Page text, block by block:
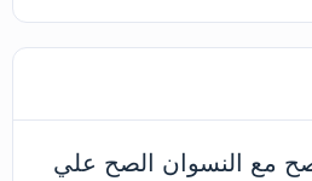
مع النسوان الصح علي